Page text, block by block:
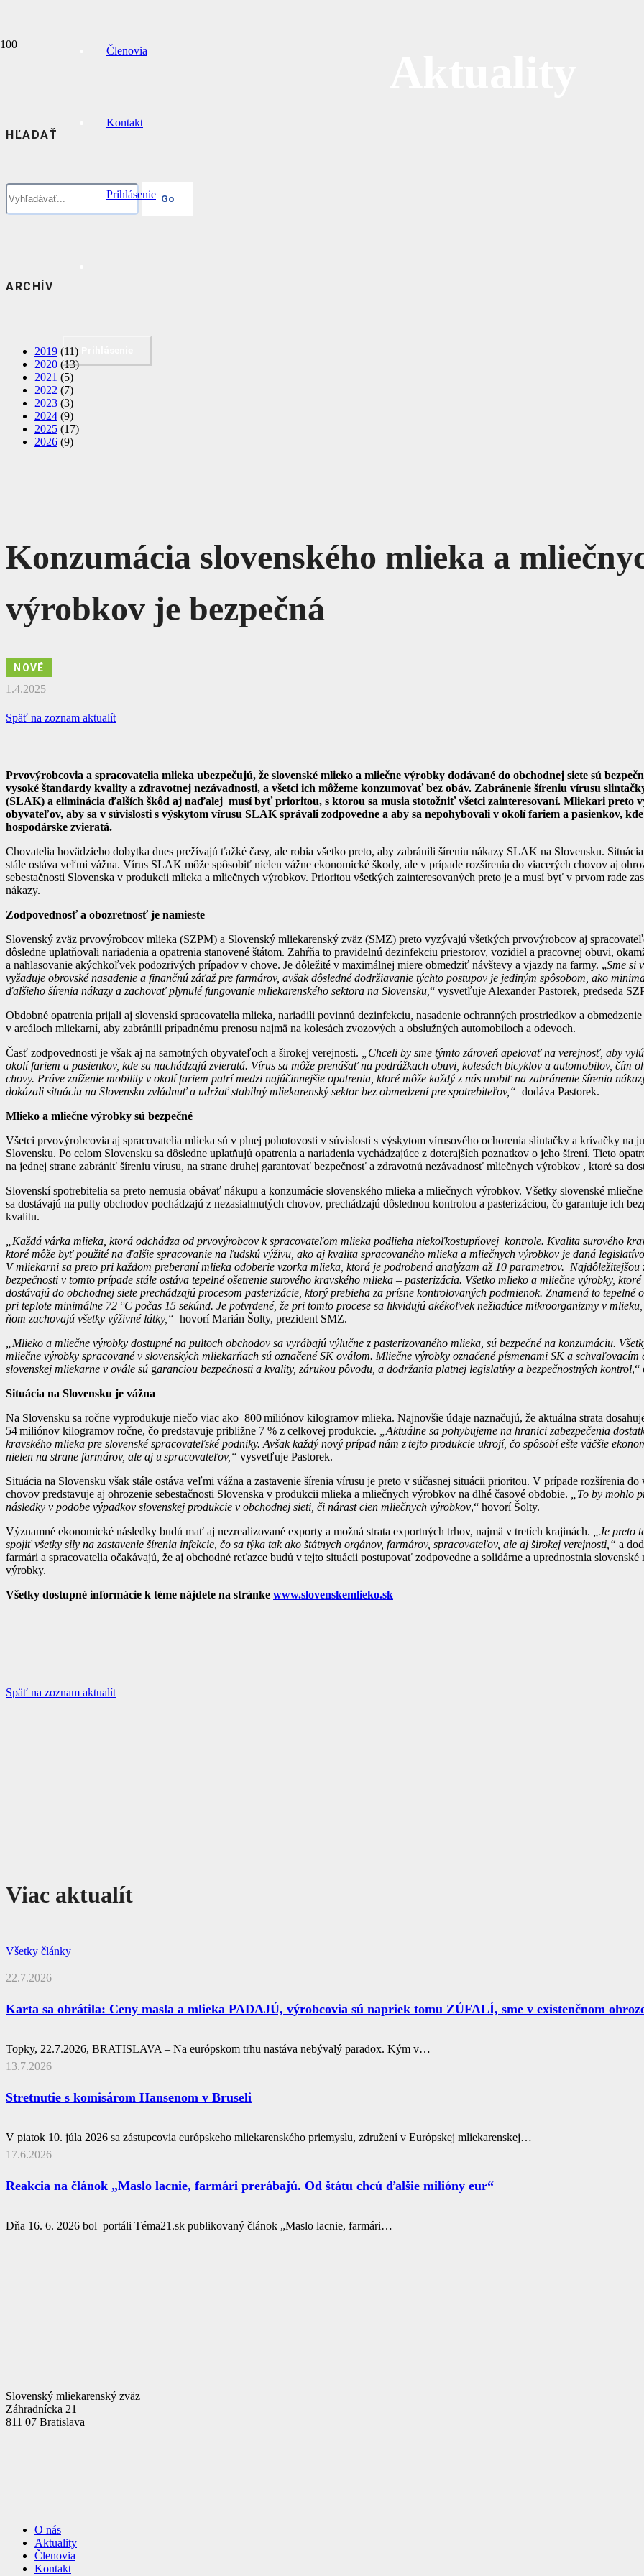
Členovia
Kontakt
Prihlásenie
HĽADAŤ
ARCHÍV
2019 (11)
2020 (13)
2021 (5)
2022 (7)
2023 (3)
2024 (9)
2025 (17)
2026 (9)
Konzumácia slovenského mlieka a
výrobkov je bezpečná
NOVÉ
1.4.2025
Späť na zoznam aktualít
Prvovýrobcovia a spracovatelia mlieka ubezpečujú, že slovenské mlieko a mliečne výrobky dodávané do obchodnej siete sú
vysoké štandardy kvality a zdravotnej nezávadnosti, a všetci ich môžeme konzumovať bez obáv. Zabránenie šíreniu vírusu
(SLAK) a eliminácia ďalších škôd aj naďalej musí byť prioritou, s ktorou sa musia stotožniť všetci zainteresovaní. Mliekari preto
obyvateľov, aby sa v súvislosti s výskytom vírusu SLAK správali zodpovedne a aby sa nepohybovali v okolí fariem a pasienkov,
hospodárske zvieratá.
Chovatelia hovädzieho dobytka dnes prežívajú ťažké časy, ale robia všetko preto, aby zabránili šíreniu nákazy SLAK na Slovensku.
stále ostáva veľmi vážna. Vírus SLAK môže spôsobiť nielen vážne ekonomické škody, ale v prípade rozšírenia do viacerých chovov aj
sebestačnosti Slovenska v produkcii mlieka a mliečnych výrobkov. Prioritou všetkých zainteresovaných preto je a musí byť v prvom rade
nákazy.
Zodpovednosť a obozretnosť je namieste
Slovenský zväz prvovýrobcov mlieka (SZPM) a Slovenský mliekarenský zväz (SMZ) preto vyzývajú všetkých prvovýrobcov aj
dôsledne uplatňovali nariadenia a opatrenia stanovené štátom. Zahŕňa to pravidelnú dezinfekciu priestorov, vozidiel a pracovnej obuvi,
a nahlasovanie akýchkoľvek podozrivých prípadov v chove. Je dôležité v maximálnej miere obmedziť návštevy a vjazdy na farmy. „Sme si
vyžaduje obrovské nasadenie a finančnú záťaž pre farmárov, avšak dôsledné dodržiavanie týchto postupov je jediným spôsobom, ako
ďalšieho šírenia nákazy a zachovať plynulé fungovanie mliekarenského sektora na Slovensku, “ vysvetľuje Alexander Pastorek, predseda
Obdobné opatrenia prijali aj slovenskí spracovatelia mlieka, nariadili povinnú dezinfekciu, nasadenie ochranných prostriedkov a
v areáloch mliekarní, aby zabránili prípadnému prenosu najmä na kolesách zvozových a obslužných automobiloch a odevoch.
Časť zodpovednosti je však aj na samotných obyvateľoch a širokej verejnosti.
„Chceli by sme týmto zároveň apelovať na verejnosť, aby
okolí fariem a pasienkov, kde sa nachádzajú zvieratá. Vírus sa môže prenášať na podrážkach obuvi, kolesách bicyklov a automobilov, čím
chovy. Práve zníženie mobility v okolí fariem patrí medzi najúčinnejšie opatrenia, ktoré môže každý z nás urobiť na zabránenie šírenia
dokázali situáciu na Slovensku zvládnuť a udržať stabilný mliekarenský sektor bez obmedzení pre spotrebiteľov,“ dodáva Pastorek.
Mlieko a mliečne výrobky sú bezpečné
Všetci prvovýrobcovia aj spracovatelia mlieka sú v plnej pohotovosti v súvislosti s výskytom vírusového ochorenia slintačky a krívačky na
Slovensku. Po celom Slovensku sa dôsledne uplatňujú opatrenia a nariadenia vychádzajúce z doterajších poznatkov o jeho šírení. Tieto
na jednej strane zabrániť šíreniu vírusu, na strane druhej garantovať bezpečnosť a zdravotnú nezávadnosť mliečnych výrobkov , ktoré sa
Slovenskí spotrebitelia sa preto nemusia obávať nákupu a konzumácie slovenského mlieka a mliečnych výrobkov. Všetky slovenské
sa dostávajú na pulty obchodov pochádzajú z nezasiahnutých chovov, prechádzajú dôslednou kontrolou a pasterizáciou, čo garantuje ich
kvalitu.
„Každá várka mlieka, ktorá odchádza od prvovýrobcov k spracovateľom mlieka podlieha niekoľkostupňovej kontrole. Kvalita surového
ktoré môže byť použité na ďalšie spracovanie na ľudskú výživu, ako aj kvalita spracovaného mlieka a mliečnych výrobkov je daná
V mliekarni sa preto pri každom preberaní mlieka odoberie vzorka mlieka, ktorá je podrobená analýzam až 10 parametrov. Najdôležitejšou
bezpečnosti v tomto prípade stále ostáva tepelné ošetrenie surového kravského mlieka – pasterizácia. Všetko mlieko a mliečne výrobky, ktoré
dostávajú do obchodnej siete prechádzajú procesom pasterizácie, ktorý prebieha za prísne kontrolovaných podmienok. Znamená to tepelné
pri teplote minimálne 72 °C počas 15 sekúnd. Je potvrdené, že pri tomto procese sa likvidujú akékoľvek nežiadúce mikroorganizmy v
ňom zachovajú všetky výživné látky,“ hovorí Marián Šolty, prezident SMZ.
„Mlieko a mliečne výrobky dostupné na pultoch obchodov sa vyrábajú výlučne z pasterizovaného mlieka, sú bezpečné na konzumáciu.
mliečne výrobky spracované v slovenských mliekarňach sú označené SK oválom. Mliečne výrobky označené písmenami SK a schvaľovacím
slovenskej mliekarne v ovále sú garanciou bezpečnosti a kvality, zárukou pôvodu, a dodržania platnej legislatívy a bezpečnostných kontrol,“
Situácia na Slovensku je vážna
Na Slovensku sa ročne vyprodukuje niečo viac ako 800 miliónov kilogramov mlieka. Najnovšie údaje naznačujú, že aktuálna strata
54 miliónov kilogramov ročne, čo predstavuje približne 7 % z celkovej produkcie.
„Aktuálne sa pohybujeme na hranici zabezpečenia
kravského mlieka pre slovenské spracovateľské podniky. Avšak každý nový prípad nám z tejto produkcie ukrojí, čo spôsobí ešte väčšie
nielen na strane farmárov, ale aj u spracovateľov,“ vysvetľuje Pastorek.
Situácia na Slovensku však stále ostáva veľmi vážna a zastavenie šírenia vírusu je preto v súčasnej situácii prioritou. V prípade rozšírenia do
chovov predstavuje aj ohrozenie sebestačnosti Slovenska v produkcii mlieka a mliečnych výrobkov na dlhé časové obdobie.
„To by mohlo
následky v podobe výpadkov slovenskej produkcie v obchodnej sieti, či nárast cien mliečnych výrobkov,“ hovorí Šolty.
Významné ekonomické následky budú mať aj nezrealizované exporty a možná strata exportných trhov, najmä v tretích krajinách.
„Je preto
spojiť všetky sily na zastavenie šírenia infekcie, čo sa týka tak ako štátnych orgánov, farmárov, spracovateľov, ale aj širokej verejnosti,“ a
farmári a spracovatelia očakávajú, že aj obchodné reťazce budú v tejto situácii postupovať zodpovedne a solidárne a uprednostnia slovenské
výrobky.
Všetky dostupné informácie k téme nájdete na stránke www.slovenskemlieko.sk
Späť na zoznam aktualít
Viac aktualít
Všetky články
22.7.2026
Karta sa obrátila: Ceny masla a mlieka PADAJÚ, výrobcovia sú napriek tomu ZÚFALÍ, sme v existenčnom
Topky, 22.7.2026, BRATISLAVA – Na európskom trhu nastáva nebývalý paradox. Kým v…
13.7.2026
Stretnutie s komisárom Hansenom v Bruseli
V piatok 10. júla 2026 sa zástupcovia európskeho mliekarenského priemyslu, združení v Európskej mliekarenskej…
17.6.2026
Reakcia na článok „Maslo lacnie, farmári prerábajú. Od štátu chcú ďalšie milióny eur“
Dňa 16. 6. 2026 bol portáli Téma21.sk publikovaný článok „Maslo lacnie, farmári…
Slovenský mliekarenský zväz
Záhradnícka 21
811 07 Bratislava
O nás
Aktuality
Členovia
Kontakt